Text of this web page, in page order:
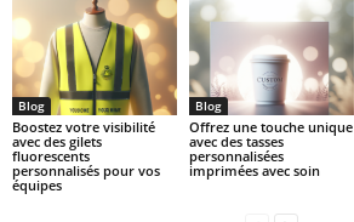
Blog
Boostez votre visibilité
avec des gilets
fluorescents
personnalisés pour vos
équipes
Blog
Offrez une touche unique
avec des tasses
personnalisées
imprimées avec soin